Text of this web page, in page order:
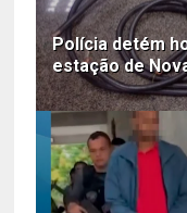
Polícia detém
estação de